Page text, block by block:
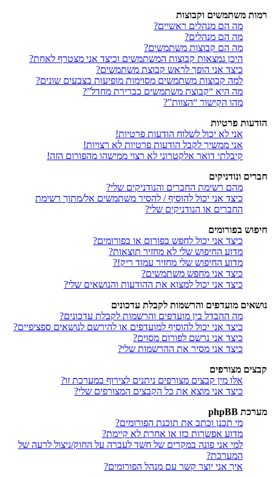
רמות משתמשים וקבוצות
מה הם מנהלים ראשיים?
מה הם מנהלים?
מה הם קבוצות משתמשים?
היכן נמצאות קבוצות המשתמשים וכיצד אני מצטרף לאחת?
כיצד אני הופך לראש קבוצת משתמשים?
למה קבוצות משתמשים מסוימות מופיעות בצבעים שונים?
מה היא “קבוצת משתמשים כברירת מחדל”?
מהו הקישור “הצוות”?
הודעות פרטיות
אני לא יכול לשלוח הודעות פרטיות!
אני ממשיך לקבל הודעות פרטיות לא רצויות!
קיבלתי דואר אלקטרוני לא רצוי ממישהו מהפורום הזה!
חברים ונודניקים
מהם רשימת החברים והנודניקים שלי?
כיצד אני יכול להוסיף / להסיר משתמשים אל/מתוך רשימת
החברים או הנודניקים שלי?
חיפוש בפורומים
כיצד אני יכול לחפש בפורום או בפורומים?
מדוע החיפוש שלי לא מחזיר תוצאות?
מדוע החיפוש שלי מחזיר עמוד ריק!?
כיצד אני מחפש משתמשים?
כיצד אני יכול למצוא את ההודעות והנושאים שלי?
נושאים מועדפים והרשמות לקבלת עדכונים
מה ההבדל בין מועדפים והרשמות לקבלת עדכונים?
כיצד אני יכול להוסיף למועדפים או להירשם לנושאים ספציפיים?
כיצד אני נרשם לפורום מסוים?
כיצד אני מסיר את ההרשמות שלי?
קבצים מצורפים
אלו מין קבצים מצורפים ניתנים לצירוף במערכת זו?
כיצד אני מוצא את כל הקבצים המצורפים שלי?
מערכת phpBB
מי תכנן וכתב את תוכנת הפורומים?
מדוע אפשרות כזו או אחרת לא קיימת?
למי אני פונה במקרים של חשד לעברה על החוק/ניצול לרעה של
המערכת?
איך אני יוצר קשר עם מנהל הפורומים?